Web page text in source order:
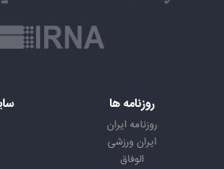
روزنامه ها
روزنامه ایران
ایران ورزشی
الوفاق